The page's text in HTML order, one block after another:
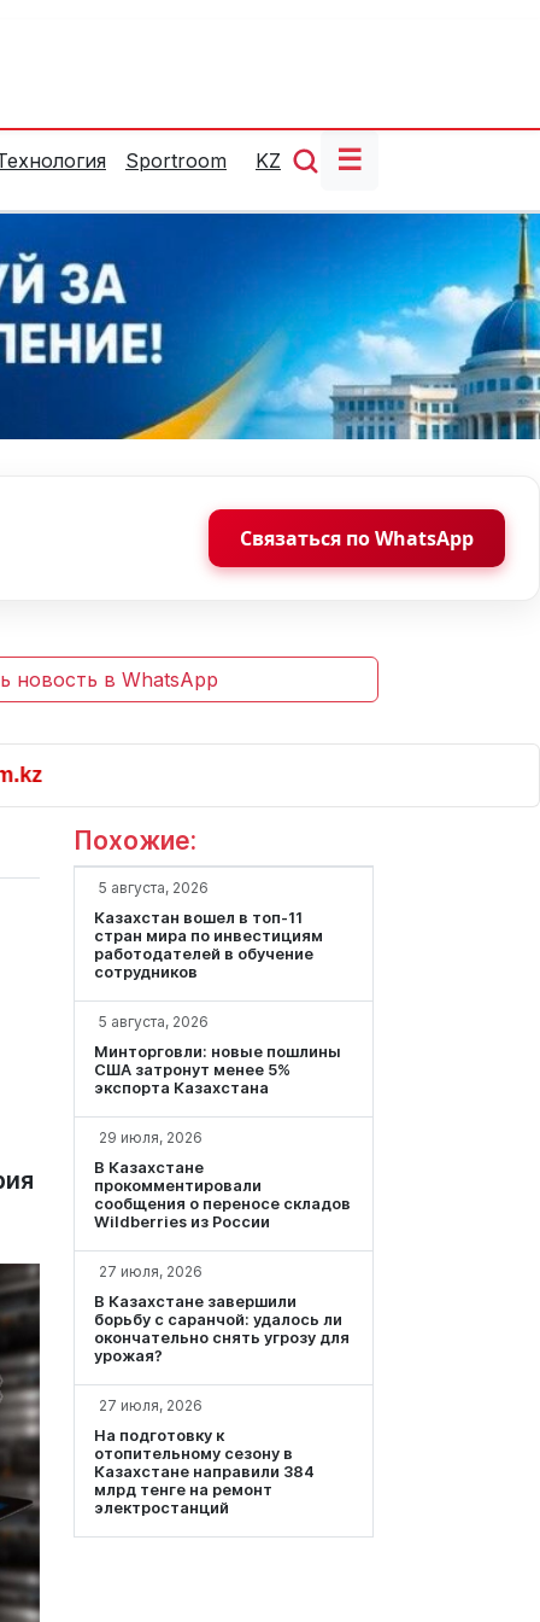
Sportroom KZ ☰
Связаться по WhatsApp
новость в WhatsApp
Похожие:
5 августа, 2026
Казахстан вошел в топ-11
стран мира по инвестициям
работодателей в обучение
сотрудников
5 августа, 2026
Минторговли: новые пошлины
США затронут менее 5%
экспорта Казахстана
29 июля, 2026
В Казахстане
прокомментировали
сообщения о переносе складов
Wildberries из России
27 июля, 2026
В Казахстане завершили
борьбу с саранчой: удалось ли
окончательно снять угрозу для
урожая?
27 июля, 2026
На подготовку к
отопительному сезону в
Казахстане направили 384
млрд тенге на ремонт
электростанций